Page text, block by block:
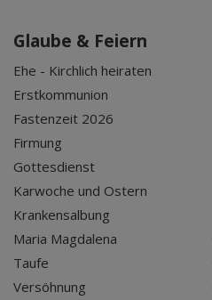
Glaube & Feiern
Ehe - Kirchlich heiraten
Erstkommunion
Fastenzeit 2026
Firmung
Gottesdienst
Karwoche und Ostern
Krankensalbung
Maria Magdalena
Taufe
Versöhnung